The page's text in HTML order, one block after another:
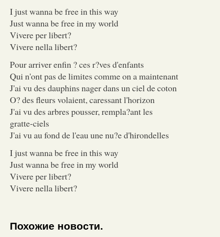
I just wanna be free in this way
Just wanna be free in my world
Vivere per libert?
Vivere nella libert?
Pour arriver enfin ? ces r?ves d'enfants
Qui n'ont pas de limites comme on a maintenant
J'ai vu des dauphins nager dans un ciel de coton
O? des fleurs volaient, caressant l'horizon
J'ai vu des arbres pousser, rempla?ant les
gratte-ciels
J'ai vu au fond de l'eau une nu?e d'hirondelles
I just wanna be free in this way
Just wanna be free in my world
Vivere per libert?
Vivere nella libert?
Похожие новости.